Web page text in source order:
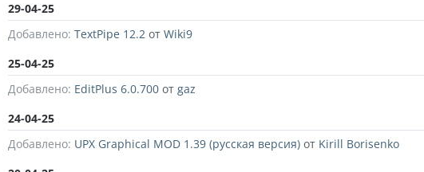
29-04-25
Добавлено: TextPipe 12.2 от Wiki9
25-04-25
Добавлено: EditPlus 6.0.700 от gaz
24-04-25
Добавлено: UPX Graphical MOD 1.39 (русская версия) от Kirill Borisenko